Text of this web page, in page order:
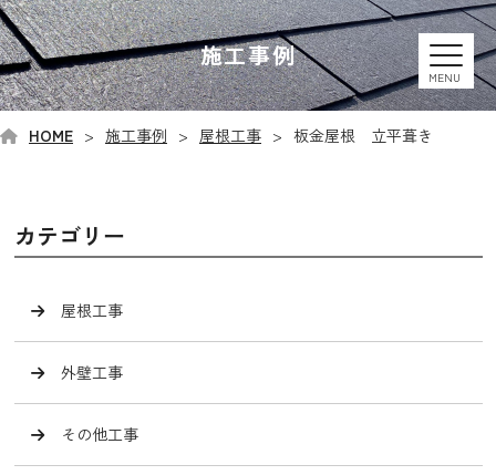
MENU
施工事例
HOME 施工事例 屋根工事 板金屋根 立平葺き
カテゴリー
屋根工事
外壁工事
その他工事